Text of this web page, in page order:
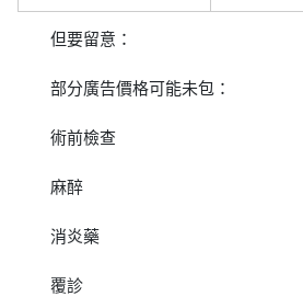
但要留意：
部分廣告價格可能未包：
術前檢查
麻醉
消炎藥
覆診